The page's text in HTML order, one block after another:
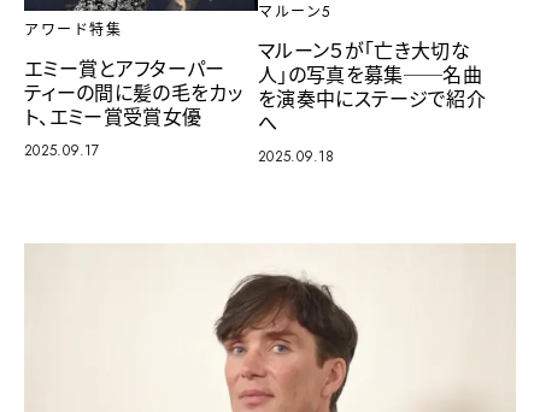
アワード特集
エミー賞とアフターパー
ティーの間に髪の毛をカッ
ト、エミー賞受賞女優
2025.09.17
マルーン5
マルーン５が「亡き大切な
人」の写真を募集──名曲
を演奏中にステージで紹介
へ
2025.09.18